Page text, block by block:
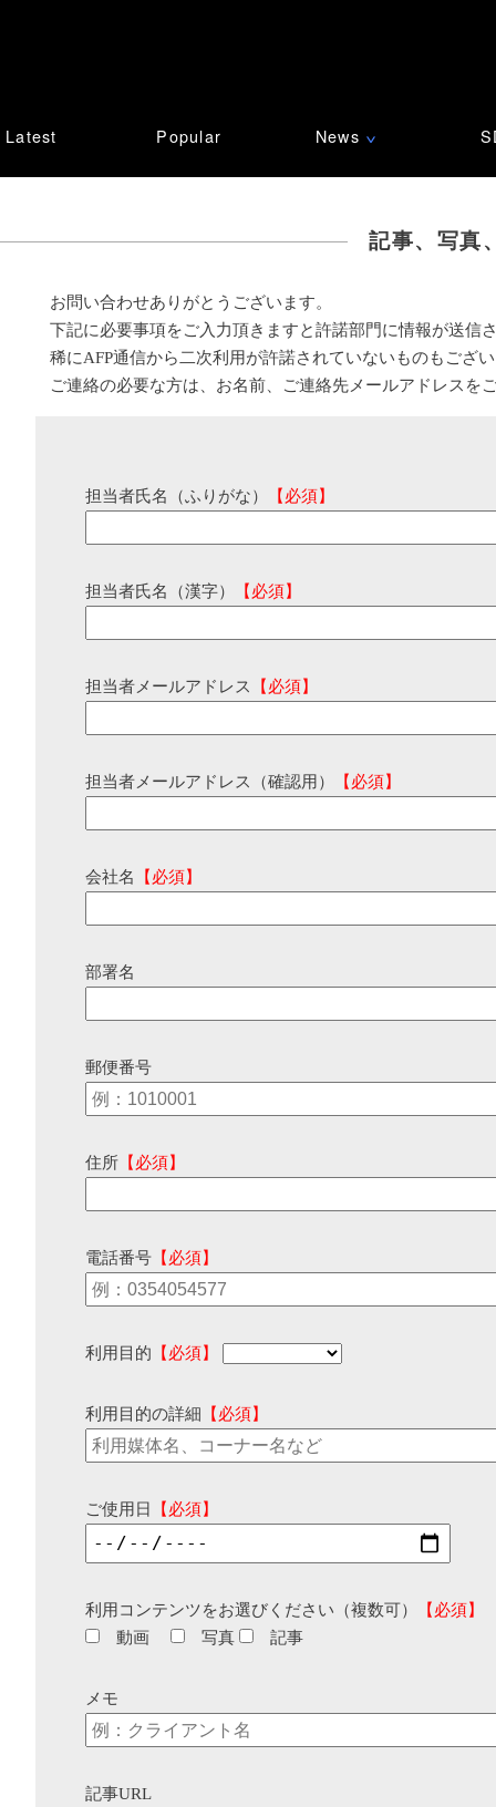
Latest Popular News ∨
記事、写真
お問い合わせありがとうございます。
下記に必要事項をご入力頂きますと許諾部門に情報が送信
稀にAFP通信から二次利用が許諾されていないものもござ
ご連絡の必要な方は、お名前、ご連絡先メールアドレスを
担当者氏名（ふりがな） 【必須】
担当者氏名（漢字） 【必須】
担当者メールアドレス 【必須】
担当者メールアドレス（確認用） 【必須】
会社名 【必須】
部署名
郵便番号
住所 【必須】
電話番号 【必須】
利用目的 【必須】
利用目的の詳細 【必須】
ご使用日 【必須】
利用コンテンツをお選びください（複数可）
【必須】
動画
写真 記事
メモ
記事URL